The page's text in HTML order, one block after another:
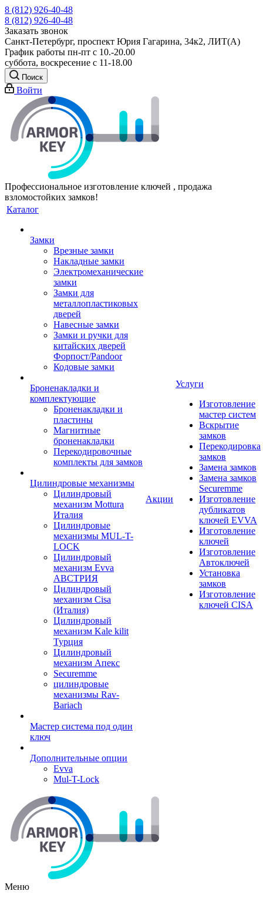
8 (812) 926-40-48
8 (812) 926-40-48
Заказать звонок
Санкт-Петербург, проспект Юрия Гагарина, 34к2, ЛИТ(А)
График работы пн-пт с 10.-20.00
суббота, воскресение с 11-18.00
Поиск
Войти
Профессиональное изготовление ключей , продажа
взломостойких замков!
Каталог
Замки
Врезные замки
Накладные замки
Электромеханические
замки
Замки для
металлопластиковых
дверей
Навесные замки
Замки и ручки для
китайских дверей
Форпост/Раndoor
Кодовые замки
Броненакладки и
комплектующие
Броненакладки и
пластины
Магнитные
броненакладки
Перекодировочные
комплекты для замков
Цилиндровые механизмы
Цилиндровый
механизм Mottura
Италия
Цилиндровые
механизмы MUL-T-
LOCK
Цилиндровый
механизм Evva
АВСТРИЯ
Цилиндровый
механизм Cisa
(Италия)
Цилиндровый
механизм Kale kilit
Турция
Цилиндровый
механизм Апекс
Securemme
цилиндровые
механизмы Rav-
Bariach
Мастер система под один
ключ
Дополнительные опции
Evva
Mul-T-Lock
Акции
Услуги
Изготовление
мастер систем
Вскрытие
замков
Перекодировка
замков
Замена замков
Замена замков
Securemme
Изготовление
дубликатов
ключей EVVA
Изготовление
ключей
Изготовление
Автоключей
Установка
замков
Изготовление
ключей CISA
Меню